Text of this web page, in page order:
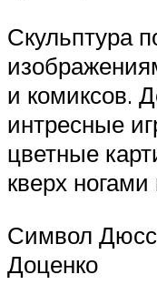
Скульптура
и комиксов.
интресные
цветные
кверх
Символ
Доценко